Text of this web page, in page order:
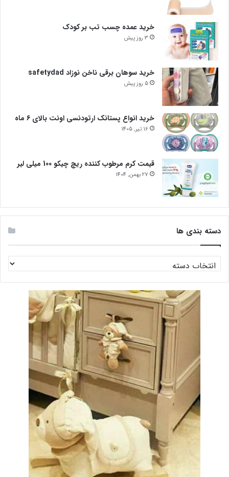
خرید عمده چسب تب بر کودک
3 روز پیش
خرید سوهان برقی ناخن نوزاد safetydad
5 روز پیش
خرید انواع پستانک ارتودنسی اونت بالای 6 ماه
16 تیر, 1405
قیمت کرم مرطوب کننده ریچ چیکو 100 میلی لیر
27 بهمن, 1404
دسته بندی ها
دسته
بندی
ها